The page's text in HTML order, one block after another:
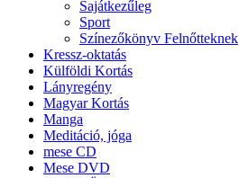
Sajátkezűleg
Sport
Színezőkönyv Felnőtteknek
Kressz-oktatás
Külföldi Kortás
Lányregény
Magyar Kortás
Manga
Meditáció, jóga
mese CD
Mese DVD